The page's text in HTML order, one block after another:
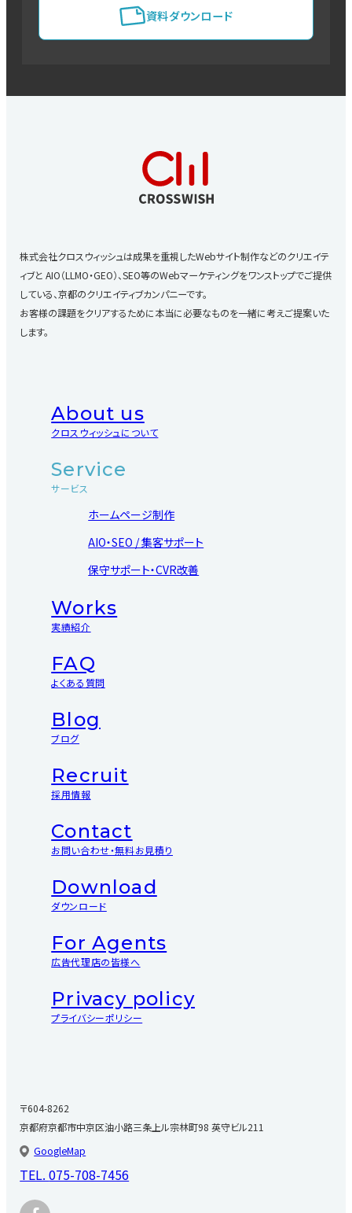
資料ダウンロード
株式会社クロスウィッシュは成果を重視したWebサイト制作などのクリエイテ
ィブと AIO（LLMO・GEO）、SEO等のWebマーケティングをワンストップでご提供
している、京都のクリエイティブカンパニーです。
お客様の課題をクリアするために本当に必要なものを一緒に考えご提案いた
します。
〒604-8262
京都府京都市中京区油小路三条上ル宗林町98 英守ビル211
GoogleMap
TEL.075-708-7456
About us
クロスウィッシュについて
Service
サービス
ホームページ制作
AIO・SEO / 集客サポート
保守サポート・CVR改善
Works
実績紹介
FAQ
よくある質問
Blog
ブログ
Recruit
採用情報
Contact
お問い合わせ・無料お見積り
Download
ダウンロード
For Agents
広告代理店の皆様へ
Privacy policy
プライバシーポリシー